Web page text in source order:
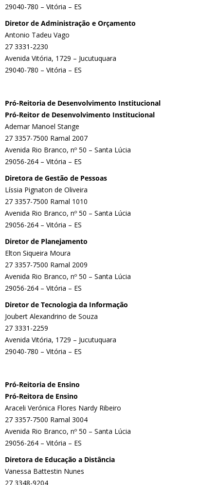
29040-780 – Vitória – ES
Diretor de Administração e Orçamento
Antonio Tadeu Vago
27 3331-2230
Avenida Vitória, 1729 – Jucutuquara
29040-780 – Vitória – ES
Pró-Reitoria de Desenvolvimento Institucional
Pró-Reitor de Desenvolvimento Institucional
Ademar Manoel Stange
27 3357-7500 Ramal 2007
Avenida Rio Branco, nº 50 – Santa Lúcia
29056-264 – Vitória – ES
Diretora de Gestão de Pessoas
Líssia Pignaton de Oliveira
27 3357-7500 Ramal 1010
Avenida Rio Branco, nº 50 – Santa Lúcia
29056-264 – Vitória – ES
Diretor de Planejamento
Elton Siqueira Moura
27 3357-7500 Ramal 2009
Avenida Rio Branco, nº 50 – Santa Lúcia
29056-264 – Vitória – ES
Diretor de Tecnologia da Informação
Joubert Alexandrino de Souza
27 3331-2259
Avenida Vitória, 1729 – Jucutuquara
29040-780 – Vitória – ES
Pró-Reitoria de Ensino
Pró-Reitora de Ensino
Araceli Verónica Flores Nardy Ribeiro
27 3357-7500 Ramal 3004
Avenida Rio Branco, nº 50 – Santa Lúcia
29056-264 – Vitória – ES
Diretora de Educação a Distância
Vanessa Battestin Nunes
27 3348-9204